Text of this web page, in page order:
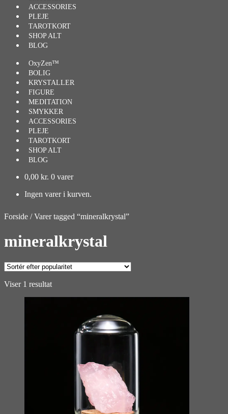
ACCESSORIES
PLEJE
TAROTKORT
SHOP ALT
BLOG
OxyZen™
BOLIG
KRYSTALLER
FIGURE
MEDITATION
SMYKKER
ACCESSORIES
PLEJE
TAROTKORT
SHOP ALT
BLOG
0,00 kr. 0 varer
Ingen varer i kurven.
Forside /Varer tagged “mineralkrystal”
mineralkrystal
Viser 1 resultat